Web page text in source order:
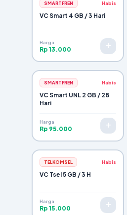
SMARTFREN Habis
VC Smart 4 GB / 3 Hari
Harga
Rp 13.000
SMARTFREN Habis
VC Smart UNL 2 GB / 28
Hari
Harga
Rp 95.000
TELKOMSEL Habis
VC Tsel 5 GB / 3 H
Harga
Rp 15.000